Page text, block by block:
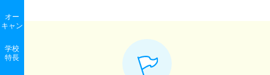
オー
キャン
学校
特長